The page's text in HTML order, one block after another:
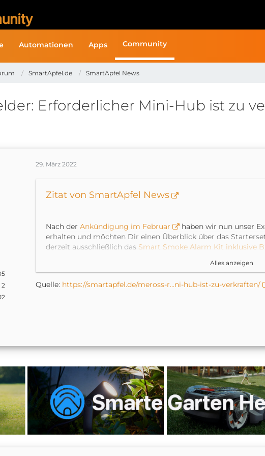
Automationen Apps Community
SmartApfel.de SmartApfel News
Erforderlicher Mini-Hub ist zu
2
29. März 2022
Zitat von SmartApfel News
Nach der Ankündigung im Februar
haben wir nun unser
erhalten und möchten Dir einen Überblick über das
derzeit ausschließlich das Smart Smoke Alarm Kit inklusive
Aber auch direkt vorweg, da viele schon stöhnen „Noch eine
zueinander.
schon die Heizkörperthermostate von Meross auf diese
Januar angekündigt
, dass es in Kürze auch einen
Wassermelder geben wird, die ebenfalls den Mini-Hub
Wassermelder losgehen. An den Hub können übrigens bis zu
Die kleine Box ist über den Scan des HomeKit-Codes
hinzugefügt. DieMeross App
– die übrigens kürzlich ein
empfehlen wir dennoch. Dort wird der Hub nach dem Start
Alles anzeigen
Quelle: https://smartapfel.de/meross-r…ni-hub-ist-zu-verkraften/